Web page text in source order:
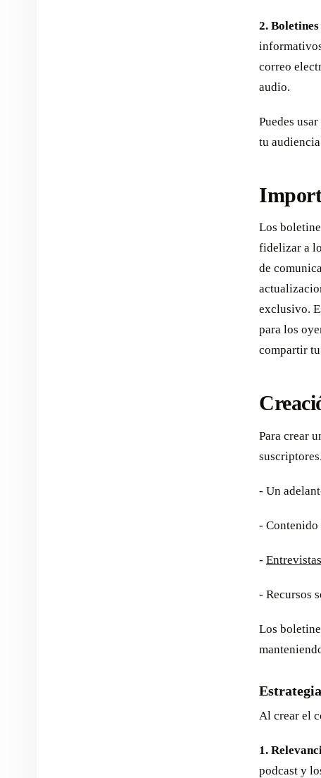
2.
correo
audio.
Puedes
tu
Los
fidelizar a
de
exclusivo.
para los
compartir
Para crear
- Un
- Contenido
-
- Recursos
Los
Al crear el
1.
podcast y